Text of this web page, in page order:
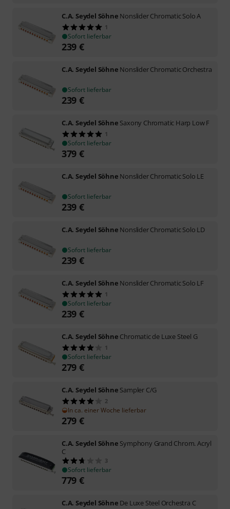
C.A. Seydel Söhne Nonslider Chromatic Solo A
1
Sofort lieferbar
239 €
C.A. Seydel Söhne Nonslider Chromatic Orchestra
Sofort lieferbar
239 €
C.A. Seydel Söhne Saxony Chromatic Harp Low F
1
Sofort lieferbar
379 €
C.A. Seydel Söhne Nonslider Chromatic Solo LE
Sofort lieferbar
239 €
C.A. Seydel Söhne Nonslider Chromatic Solo LD
Sofort lieferbar
239 €
C.A. Seydel Söhne Nonslider Chromatic Solo LF
1
Sofort lieferbar
239 €
C.A. Seydel Söhne Chromatic de Luxe Steel G
1
Sofort lieferbar
279 €
C.A. Seydel Söhne Sampler C/G
2
In ca. einer Woche lieferbar
279 €
C.A. Seydel Söhne Symphony Grand Chrom. Acryl
C
3
Sofort lieferbar
779 €
C.A. Seydel Söhne De Luxe Steel Orchestra C